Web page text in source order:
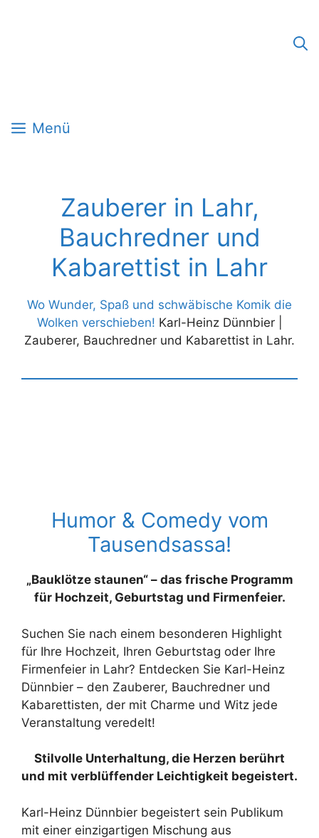
Menü
Zauberer in Lahr,
Bauchredner und
Kabarettist in Lahr
Wo Wunder, Spaß und schwäbische Komik die
Wolken verschieben! Karl-Heinz Dünnbier |
Zauberer, Bauchredner und Kabarettist in Lahr.
Humor & Comedy vom
Tausendsassa!
„Bauklötze staunen“ – das frische Programm
für Hochzeit, Geburtstag und Firmenfeier.
Suchen Sie nach einem besonderen Highlight
für Ihre Hochzeit, Ihren Geburtstag oder Ihre
Firmenfeier in Lahr? Entdecken Sie Karl-Heinz
Dünnbier – den Zauberer, Bauchredner und
Kabarettisten, der mit Charme und Witz jede
Veranstaltung veredelt!
Stilvolle Unterhaltung, die Herzen berührt
und mit verblüffender Leichtigkeit begeistert.
Karl-Heinz Dünnbier begeistert sein Publikum
mit einer einzigartigen Mischung aus